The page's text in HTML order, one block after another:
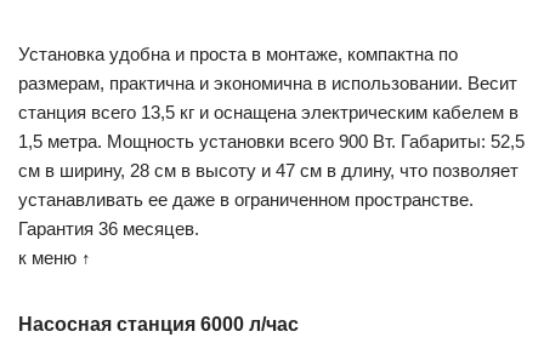
Установка удобна и проста в монтаже, компактна по
размерам, практична и экономична в использовании. Весит
станция всего 13,5 кг и оснащена электрическим кабелем в
1,5 метра. Мощность установки всего 900 Вт. Габариты: 52,5
см в ширину, 28 см в высоту и 47 см в длину, что позволяет
устанавливать ее даже в ограниченном пространстве.
Гарантия 36 месяцев.
к меню ↑
Насосная станция 6000 л/час